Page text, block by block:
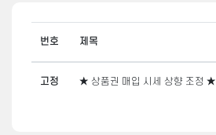
번호 제목
고정 ★ 상품권 매입 시세 상향 조정 ★